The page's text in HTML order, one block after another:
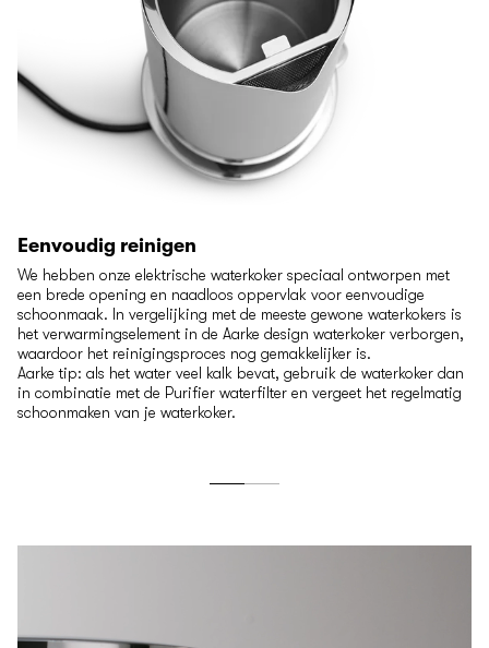
Eenvoudig reinigen
We hebben onze elektrische waterkoker speciaal ontworpen met
een brede opening en naadloos oppervlak voor eenvoudige
schoonmaak. In vergelijking met de meeste gewone waterkokers is
het verwarmingselement in de Aarke design waterkoker verborgen,
waardoor het reinigingsproces nog gemakkelijker is.
Aarke tip: als het water veel kalk bevat, gebruik de waterkoker dan
in combinatie met de Purifier waterfilter en vergeet het regelmatig
schoonmaken van je waterkoker.